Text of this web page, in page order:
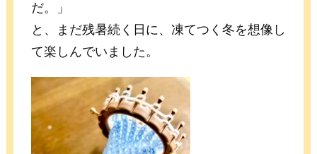
だ。」
と、まだ残暑続く日に、凍てつく冬を想像し
て楽しんでいました。